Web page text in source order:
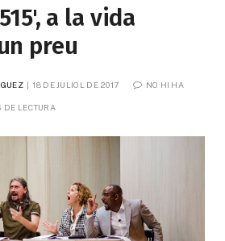
a la vida
preu
18 DE JULIOL DE 2017 NO HI HA
DE LECTURA